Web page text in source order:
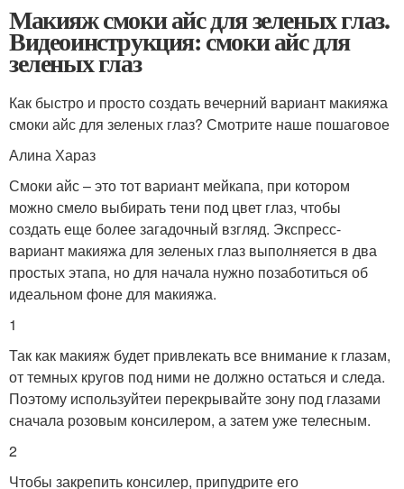
Макияж смоки айс для зеленых глаз.
Видеоинструкция: смоки айс для
зеленых глаз
Как быстро и просто создать вечерний вариант макияжа
смоки айс для зеленых глаз? Смотрите наше пошаговое
Алина Хараз
Смоки айс – это тот вариант мейкапа, при котором
можно смело выбирать тени под цвет глаз, чтобы
создать еще более загадочный взгляд. Экспресс-
вариант макияжа для зеленых глаз выполняется в два
простых этапа, но для начала нужно позаботиться об
идеальном фоне для макияжа.
1
Так как макияж будет привлекать все внимание к глазам,
от темных кругов под ними не должно остаться и следа.
Поэтому используйтеи перекрывайте зону под глазами
сначала розовым консилером, а затем уже телесным.
2
Чтобы закрепить консилер, припудрите его